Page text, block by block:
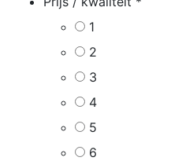
1
2
3
4
5
6